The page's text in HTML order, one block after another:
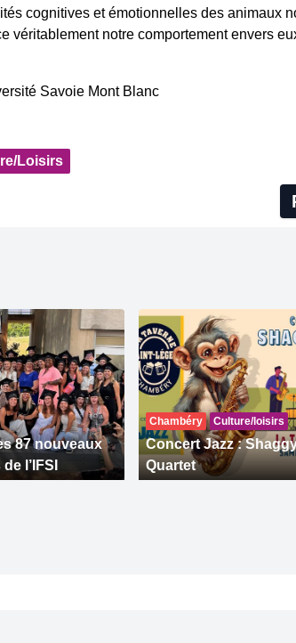
cognitives et émotionnelles des animaux
véritablement notre comportement envers
Savoie Mont Blanc
Loisirs
87 nouveaux
l’IFSI
Chambéry Culture/loisirs
Concert Jazz :
Quartet